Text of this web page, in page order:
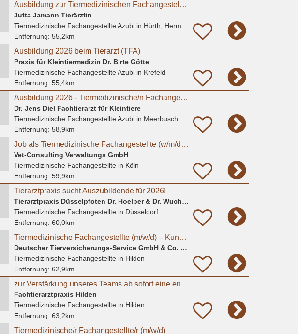
Ausbildung zur Tiermedizinischen Fachangestellten
Jutta Jamann Tierärztin
Tiermedizinische Fachangestellte Azubiin Hürth, Hermülheim
Entfernung: 55,2km
Ausbildung 2026 beim Tierarzt (TFA)
Praxis für Kleintiermedizin Dr. Birte Götte
Tiermedizinische Fachangestellte Azubiin Krefeld
Entfernung: 55,4km
Ausbildung 2026 - Tiermedizinische/n Fachangestellte/n (m/w/d)
Dr. Jens Diel Fachtierarzt für Kleintiere
Tiermedizinische Fachangestellte Azubiin Meerbusch, Lank-Latum
Entfernung: 58,9km
Job als Tiermedizinische Fachangestellte (w/m/d) für Kleintiere in Köln-Süd
Vet-Consulting Verwaltungs GmbH
Tiermedizinische Fachangestelltein Köln
Entfernung: 59,9km
Tierarztpraxis sucht Auszubildende für 2026!
Tierarztpraxis Düsselpfoten Dr. Hoelper & Dr. Wuchert GbR
Tiermedizinische Fachangestelltein Düsseldorf
Entfernung: 60,0km
Tiermedizinische Fachangestellte (m/w/d) – Kundenberatung & Backoffice
Deutscher Tierversicherungs-Service GmbH & Co. KG
Tiermedizinische Fachangestelltein Hilden
Entfernung: 62,9km
zur Verstärkung unseres Teams ab sofort eine engagierte und herzliche TFA in Vollzeit.
Fachtierarztpraxis Hilden
Tiermedizinische Fachangestelltein Hilden
Entfernung: 63,2km
Tiermedizinische/r Fachangestellte/r (m/w/d)